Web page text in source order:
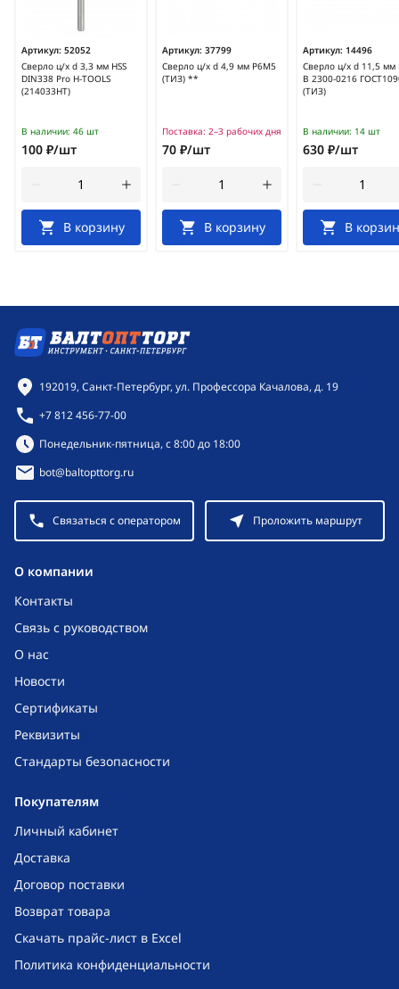
Артикул: 52052
Сверло ц/х d 3,3 мм HSS
DIN338 Pro H-TOOLS
(214033HT)
В наличии: 46 шт
100 ₽/шт
В корзину
Артикул: 37799
Сверло ц/х d 4,9 мм Р6М5
(ТИЗ) **
Поставка: 2–3 рабочих дня
70 ₽/шт
В корзину
Артикул: 14496
Сверло ц/х d 11,5
В 2300-0216
(ТИЗ)
В наличии: 14 шт
630 ₽/шт
В
O компании
Контакты
Связь с руководством
О нас
Новости
Сертификаты
Реквизиты
Стандарты безопасности
Покупателям
Личный кабинет
Доставка
Договор поставки
Возврат товара
Скачать прайс-лист в Excel
Политика конфиденциальности
Контактная информация
192019, Санкт-Петербург, ул. Профессора Качалова, д. 19
+7 812 456-77-00
Режим работы:
Понедельник-пятница, с 8:00 до 18:00
bot@baltopttorg.ru
Связаться с оператором Проложить маршрут